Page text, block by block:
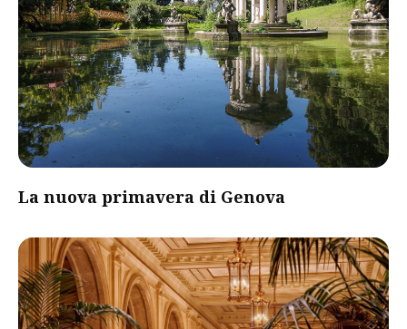
La nuova primavera di Genova